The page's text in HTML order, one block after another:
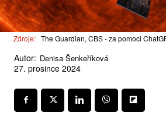
Zdroje: The Guardian, CBS - za pomoci
Autor: Denisa Šenkeříková
27. prosince 2024